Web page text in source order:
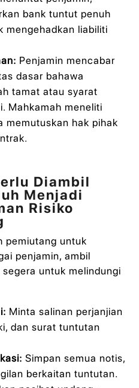
bank tuntut penuh
mengehadkan liabiliti
Penjamin mencabar
dasar bahawa
tamat atau syarat
Mahkamah meneliti
memutuskan hak pihak
Diambil
Menjadi
Risiko
pemiutang untuk
penjamin, ambil
untuk melindungi
Minta salinan perjanjian
dan surat tuntutan
Simpan semua notis,
berkaitan tuntutan.